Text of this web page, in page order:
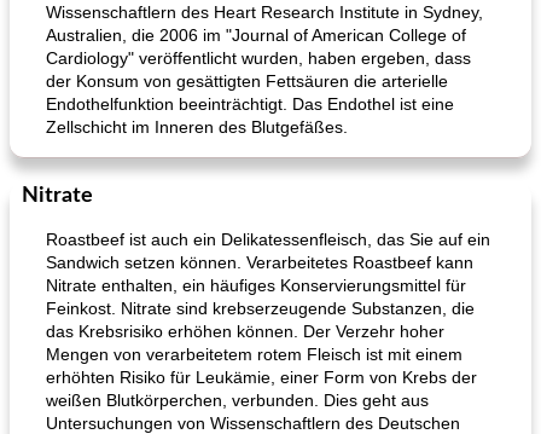
Wissenschaftlern des Heart Research Institute in Sydney,
Australien, die 2006 im "Journal of American College of
Cardiology" veröffentlicht wurden, haben ergeben, dass
der Konsum von gesättigten Fettsäuren die arterielle
Endothelfunktion beeinträchtigt. Das Endothel ist eine
Zellschicht im Inneren des Blutgefäßes.
Nitrate
Roastbeef ist auch ein Delikatessenfleisch, das Sie auf ein
Sandwich setzen können. Verarbeitetes Roastbeef kann
Nitrate enthalten, ein häufiges Konservierungsmittel für
Feinkost. Nitrate sind krebserzeugende Substanzen, die
das Krebsrisiko erhöhen können. Der Verzehr hoher
Mengen von verarbeitetem rotem Fleisch ist mit einem
erhöhten Risiko für Leukämie, einer Form von Krebs der
weißen Blutkörperchen, verbunden. Dies geht aus
Untersuchungen von Wissenschaftlern des Deutschen